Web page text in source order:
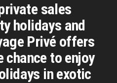
sales
holidays and
Privé offers
chance to enjoy
in exotic